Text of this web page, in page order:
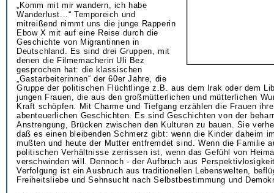
„Komm mit mir wandern, ich habe
Wanderlust...“ Temporeich und
mitreißend nimmt uns die junge Rapperin
Ebow X mit auf eine Reise durch die
Geschichte von Migrantinnen in
Deutschland. Es sind drei Gruppen, mit
denen die Filmemacherin Uli Bez
gesprochen hat: die klassischen
„Gastarbeiterinnen“ der 60er Jahre, die
Gruppe der politischen Flüchtlinge z.B. aus dem Irak oder dem
jungen Frauen, die aus den großmütterlichen und mütterlichen
Kraft schöpfen. Mit Charme und Tiefgang erzählen die Frauen
abenteuerlichen Geschichten. Es sind Geschichten von der
Anstrengung, Brücken zwischen den Kulturen zu bauen. Sie
daß es einen bleibenden Schmerz gibt: wenn die Kinder daheim
mußten und heute der Mutter entfremdet sind. Wenn die Familie
politischen Verhältnisse zerrissen ist, wenn das Gefühl von
verschwinden will. Dennoch - der Aufbruch aus
Verfolgung ist ein Ausbruch aus traditionellen Lebenswelten,
Freiheitsliebe und Sehnsucht nach Selbstbestimmung und